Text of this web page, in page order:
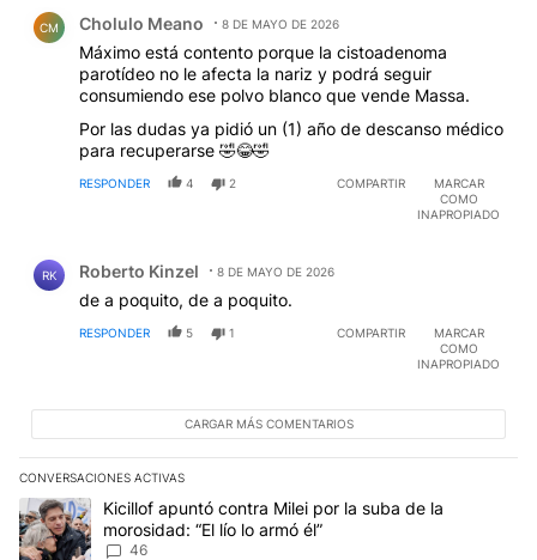
CM Cholulo Meano 8 DE MAYO DE 2026
Máximo está contento porque la cistoadenoma
parotídeo no le afecta la nariz y podrá seguir
consumiendo ese polvo blanco que vende Massa.
Por las dudas ya pidió un (1) año de descanso médico
para recuperarse 🤣😂🤣
RESPONDER 4 2 COMPARTIR
MARCAR
COMO
INAPROPIADO
RK Roberto Kinzel 8 DE MAYO DE 2026
de a poquito, de a poquito.
RESPONDER 5 1 COMPARTIR
MARCAR
COMO
INAPROPIADO
CARGAR MÁS COMENTARIOS
CONVERSACIONES ACTIVAS
Este listado muestra los artículos con más comentarios en los
Un artículo de tendencia con el título "Kicillof apuntó contra Milei
Kicillof apuntó contra Milei por la suba de la
morosidad: “El lío lo armó él”
46